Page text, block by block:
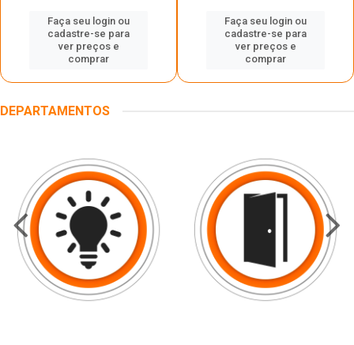
Faça seu login ou
cadastre-se para
ver preços e
comprar
Faça seu login ou
cadastre-se para
ver preços e
comprar
DEPARTAMENTOS